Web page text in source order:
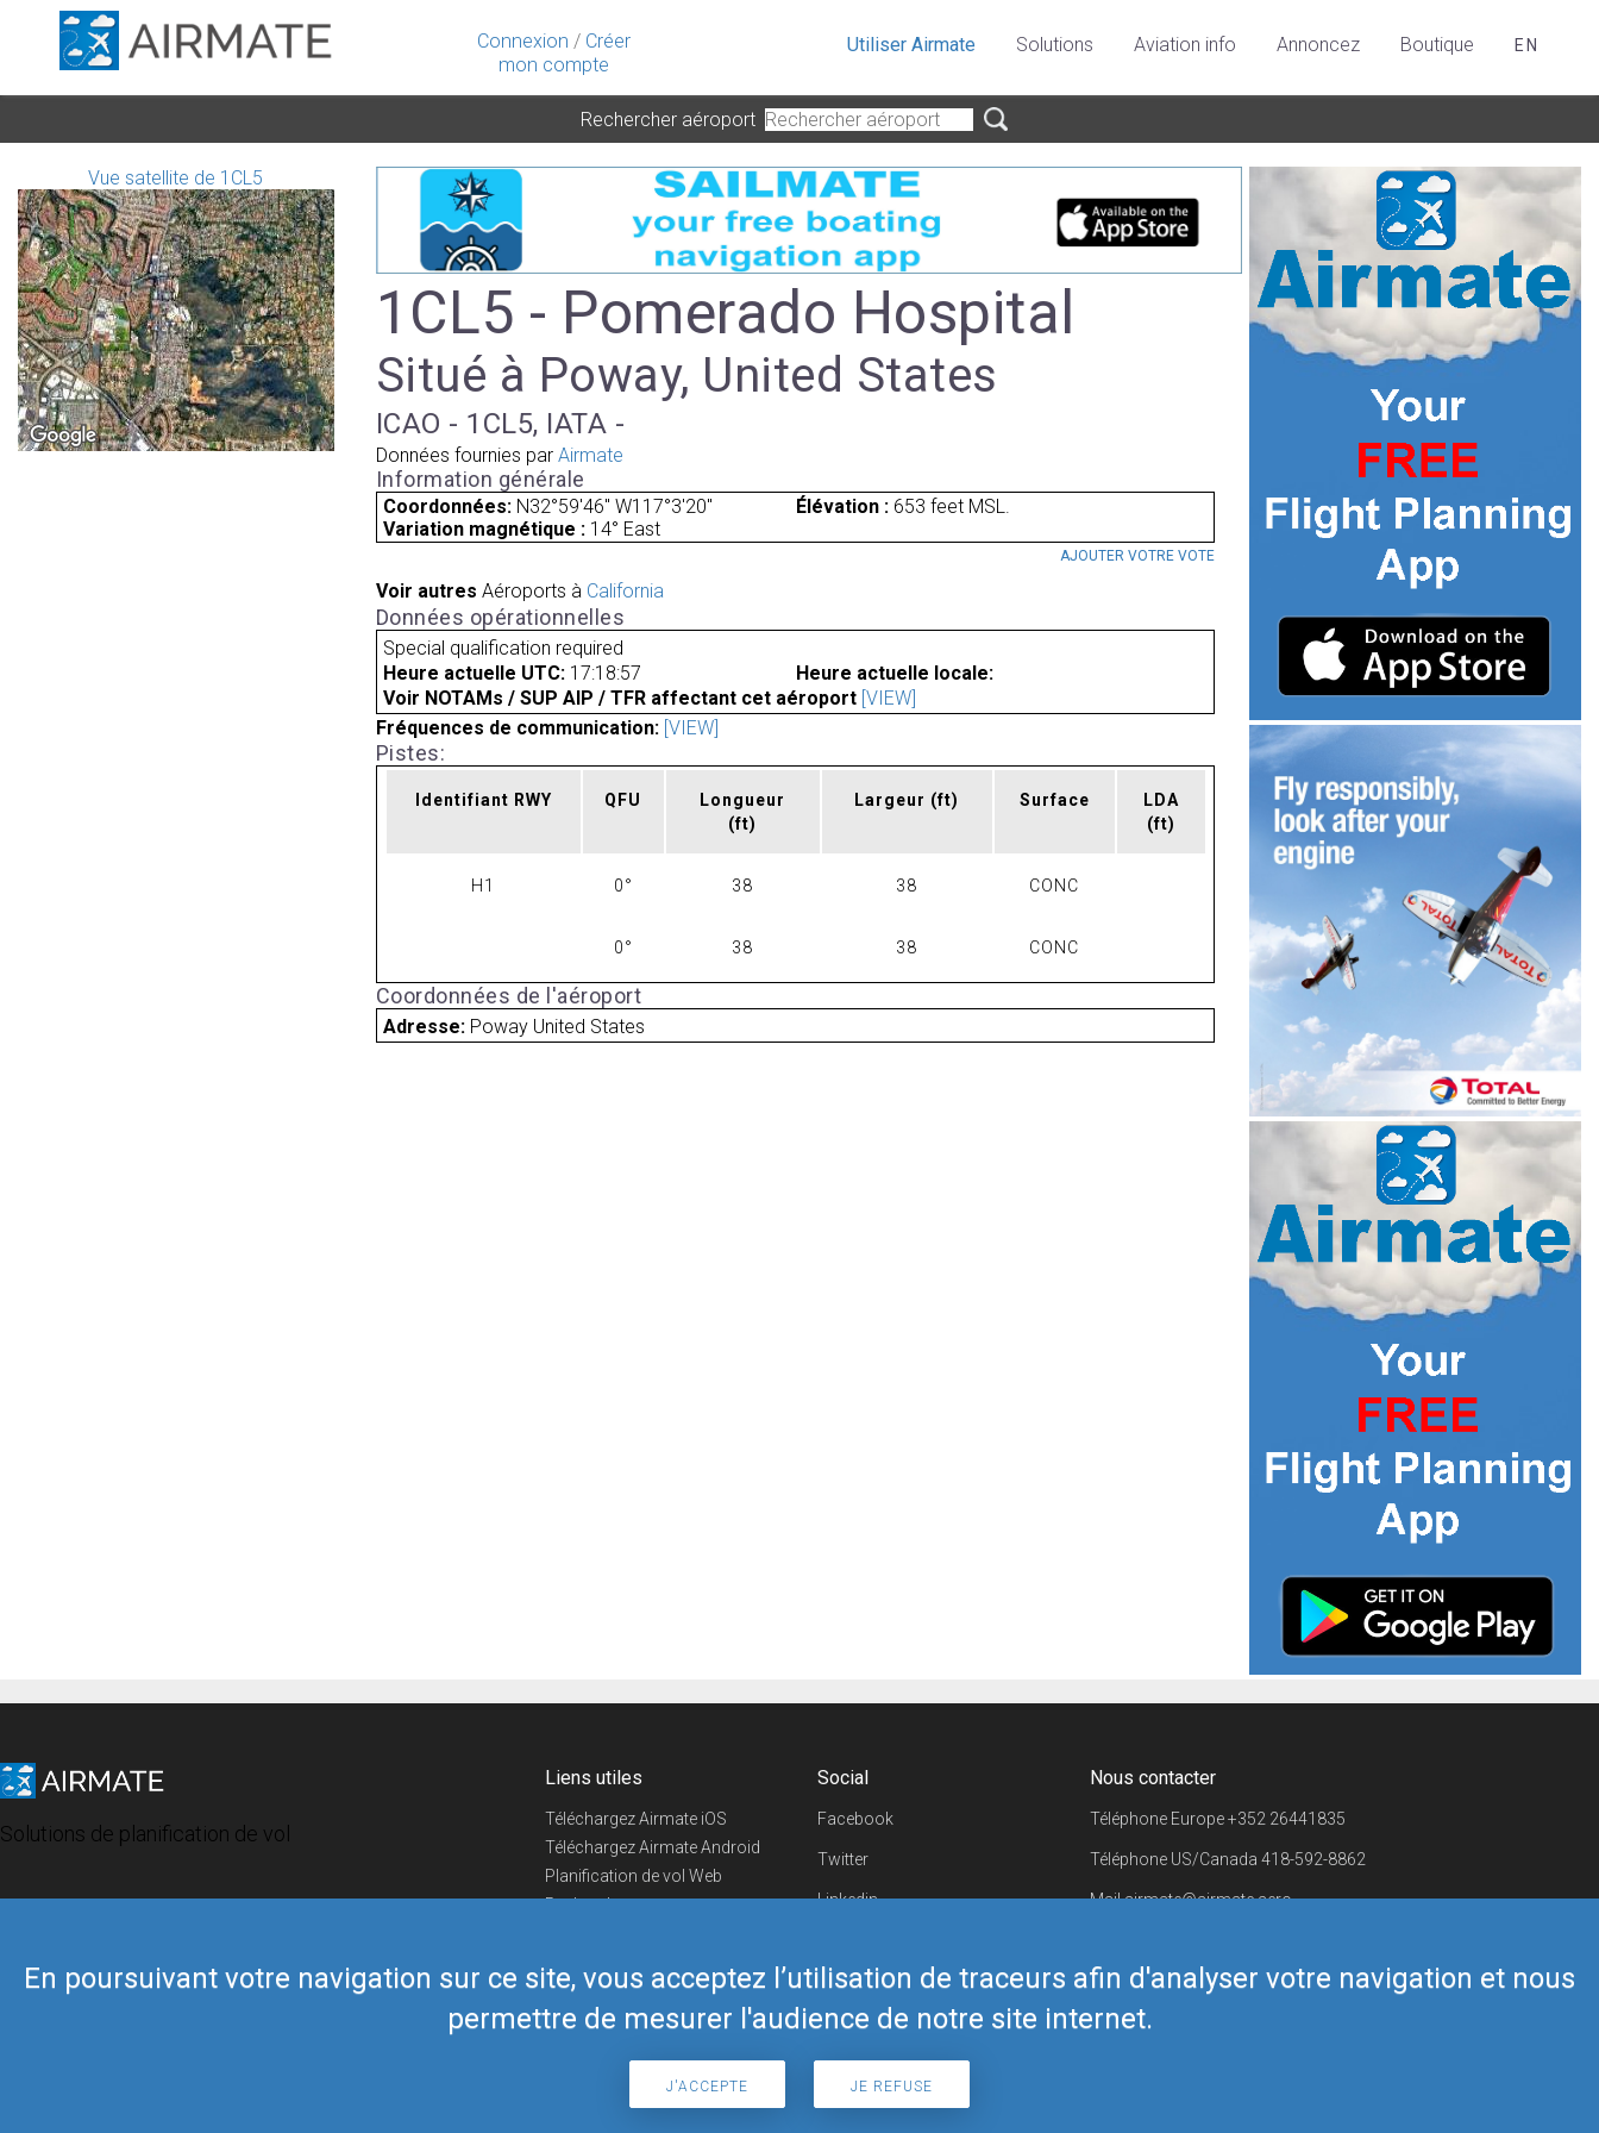
Connexion / Créer
mon compte
En poursuivant votre navigation sur ce site, vous acceptez l’utilisation de traceurs afin d'analyser votre navigation et nous
permettre de mesurer l'audience de notre site internet.
J'ACCEPTE JE REFUSE
Utiliser Airmate Solutions Aviation info Annoncez Boutique EN
Rechercher aéroport
Vue satellite de 1CL5
1CL5 - Pomerado Hospital
Situé à Poway, United States
ICAO - 1CL5, IATA -
Données fournies par Airmate
Information générale
Coordonnées: N32°59'46" W117°3'20" Élévation :653 feet MSL.
Variation magnétique : 14° East
AJOUTER VOTRE VOTE
Voir autres Aéroports à California
Données opérationnelles
Special qualification required
Heure actuelle UTC: 17:18:57
Heure actuelle locale:
Voir NOTAMs / SUP AIP / TFR affectant cet aéroport [VIEW]
Fréquences de communication: [VIEW]
Pistes:
Identifiant RWY QFU
Longueur
(ft)
Largeur (ft) Surface
LDA
(ft)
H1 0° 38 38 CONC
0° 38 38 CONC
Coordonnées de l'aéroport
Adresse: Poway United States
Solutions de planification de vol
Liens utiles
Téléchargez Airmate iOS
Téléchargez Airmate Android
Planification de vol Web
Recherche
Boutique Airmate
Social
Facebook
Twitter
Linkedin
Telegram
Nous contacter
Téléphone Europe+352 26441835
Téléphone US/Canada 418-592-8862
Mailairmate@airmate.aero